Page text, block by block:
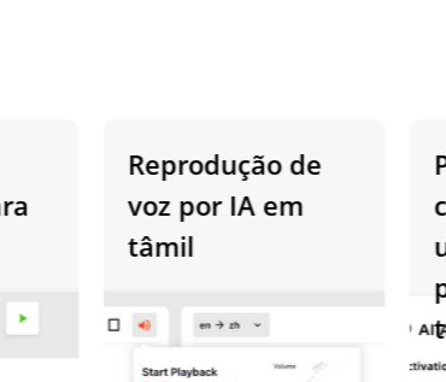
Reprodução de
voz por IA em
tâmil